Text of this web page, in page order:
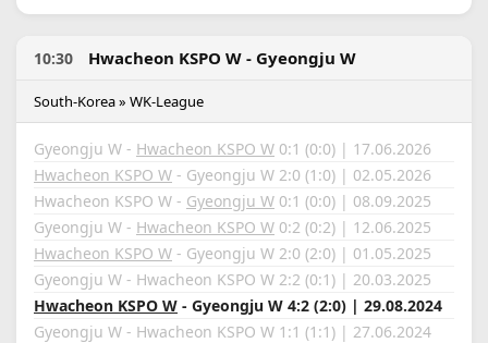
10:30 Hwacheon KSPO W - Gyeongju W
South-Korea » WK-League
Gyeongju W - Hwacheon KSPO W 0:1 (0:0) | 17.06.2026
Hwacheon KSPO W - Gyeongju W 2:0 (1:0) | 02.05.2026
Hwacheon KSPO W - Gyeongju W 0:1 (0:0) | 08.09.2025
Gyeongju W - Hwacheon KSPO W 0:2 (0:2) | 12.06.2025
Hwacheon KSPO W - Gyeongju W 2:0 (2:0) | 01.05.2025
Gyeongju W - Hwacheon KSPO W 2:2 (0:1) | 20.03.2025
Hwacheon KSPO W - Gyeongju W 4:2 (2:0) | 29.08.2024
Gyeongju W - Hwacheon KSPO W 1:1 (1:1) | 27.06.2024